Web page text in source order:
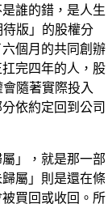
誰的錯，是人生
待版」的股權分
個月的共同創辦
完四年的人，股
隨著實際投入
依約定回到公司
」，就是那一部
屬」則是還在條
買回或收回。所